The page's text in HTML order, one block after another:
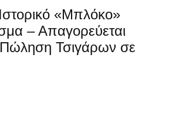
«Μπλόκο»
– Απαγορεύεται
Πώληση Τσιγάρων σε